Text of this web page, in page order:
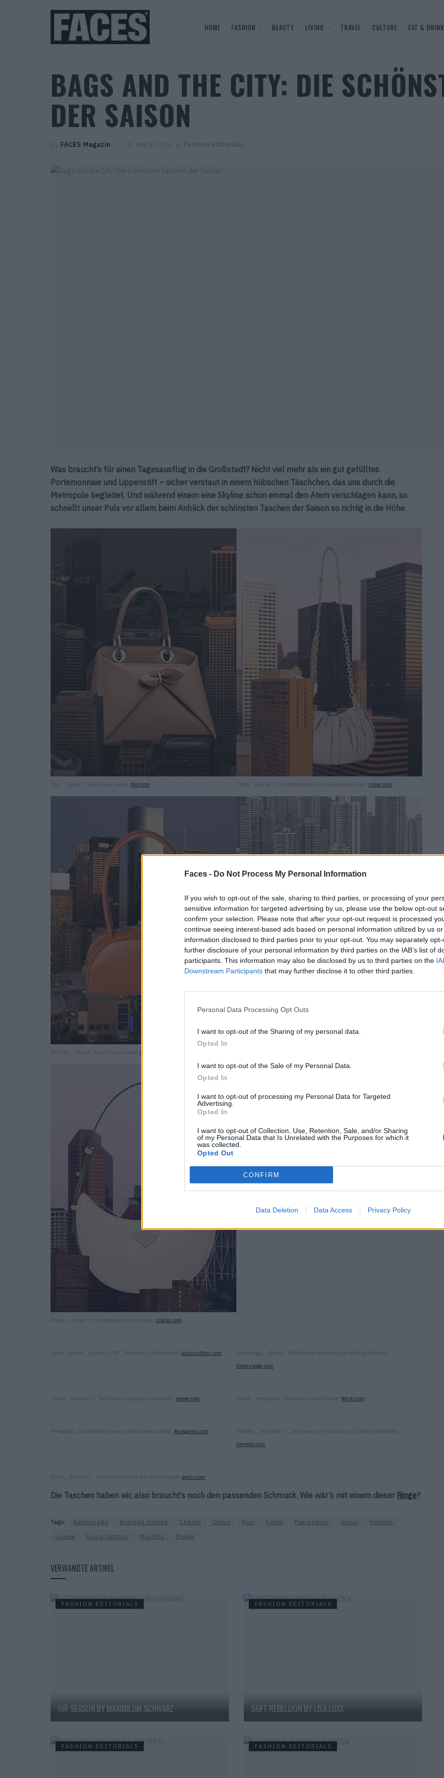
Faces - Do Not Process My Personal Information
If you wish to opt-out of the sale, sharing to third parties, or processing of your
sensitive information for targeted advertising by us, please use the below opt-out
confirm your selection. Please note that after your opt-out request is processed
continue seeing interest-based ads based on personal information utilized by us
information disclosed to third parties prior to your opt-out. You may separately
further disclosure of your personal information by third parties on the IAB’s list of
participants. This information may also be disclosed by us to third parties on the
Downstream Participants that may further disclose it to other third parties.
Personal Data Processing Opt Outs
I want to opt-out of the Sharing of my personal data.
Opted In
I want to opt-out of the Sale of my Personal Data.
Opted In
I want to opt-out of processing my Personal Data for Targeted
Advertising.
Opted In
I want to opt-out of Collection, Use, Retention, Sale, and/or Sharing
of my Personal Data that Is Unrelated with the Purposes for which it
was collected.
Opted Out
CONFIRM
Data Deletion Data Access Privacy Policy
HOME FASHION BEAUTY LIVING TRAVEL CULTURE EAT & DRINK
BAGS AND THE CITY: DIE
DER SAISON
by FACES Magazin 9. März 2026 in Fashion Editorials
Was braucht’s für einen Tagesausflug in die Großstadt? Nicht viel mehr als ein gut gefülltes
Portemonnaie und Lippenstift – sicher verstaut in einem hübschen Täschchen, das uns durch die
Metropole begleitet. Und während einem eine Skyline schon einmal den Atem verschlagen kann, so
schnellt unser Puls vor allem beim Anblick der schönsten Taschen der Saison so richtig in die Höhe.
Dior, „Cigale“, Tasche aus Leder. dior.com Chloé, „Plissé“, Schultertasche aus plissiertem Leder. chloe.com
Miu Miu, „Beau“, Tasche aus Leder. miumiu.com
Prada, „Arqué“, Schultertasche aus Leder. prada.com
bottegaveneta.com
Louis Vuitton, „Express PM“, Tasche aus Kalbsleder. louisvuitton.com
Balenciaga, „Bolero“, Mini-Bowlingtasche aus Kalbsglattleder.
balenciaga.com
Loewe, „Flamenco“, Tasche aus Nappa-Lammleder. loewe.com Fendi, „Peekaboo“, Tasche aus Kalbsleder. fendi.com
Ferragamo, Schultertasche aus Kalbsveloursleder. ferragamo.com
Hermès, „Petit Bel-il“, Tasche aus H-Canvas und Swift-Kalbsleder.
hermes.com
Gucci, „Bamboo“, Tasche aus Leder mit Bambusgriff. gucci.com
Die Taschen haben wir, also braucht’s noch den passenden Schmuck. Wie wär’s mit einem dieser Ringe?
Tags: Balenciaga Bottega Veneta Chanel Chloe Dior Fendi Ferragamo Gucci
Hermes
Loewe
Louis Vuitton Miu Miu Prada
VERWANDTE ARTIKEL
FASHION EDITORIALS
OFF SEASON BY MAXIMILIAN SCHWARZ
FASHION EDITORIALS
SOFT REBELLION BY LISA LUXX
FASHION EDITORIALS FASHION EDITORIALS